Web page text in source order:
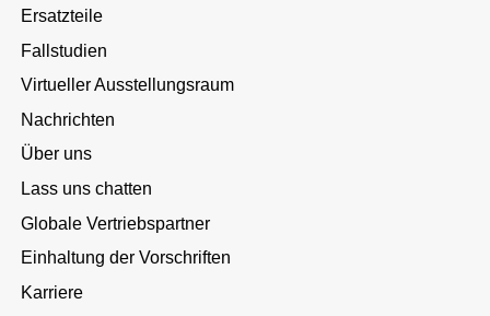
Ersatzteile
Fallstudien
Virtueller Ausstellungsraum
Nachrichten
Über uns
Lass uns chatten
Globale Vertriebspartner
Einhaltung der Vorschriften
Karriere